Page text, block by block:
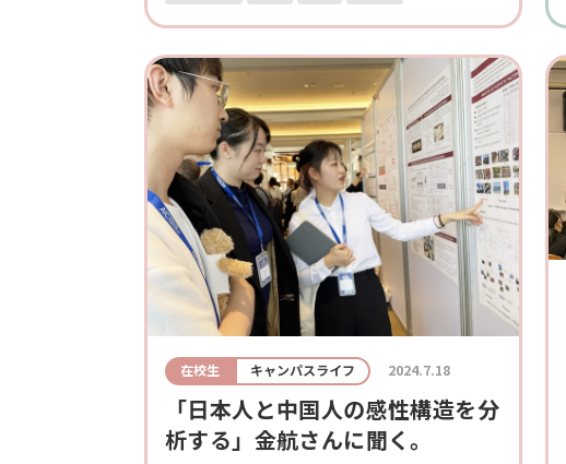
在校生 キャンパスライフ 2024.7.18
「日本人と中国人の感性構造を分
析する」金航さんに聞く。